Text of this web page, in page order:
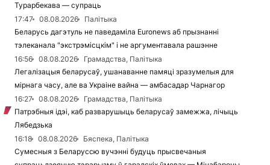
Турарбекава — супраць
17:47
08.08.2026
Палітыка
Беларусь дагэтуль не паведаміла Euronews аб прызнанні
тэлеканала "экстрэмісцкім" і не аргументавала рашэнне
16:56
08.08.2026
Грамадства, Палітыка
Легалізацыя беларусаў, ушанаванне памяці зразумелыя для
мірнага часу, але ва Украіне вайна — амбасадар Чарнагор
16:27
08.08.2026
Грамадства, Палітыка
Патрэбныя ідэі, каб разварушыць беларусаў замежжа, лічыць
Лябедзька
16:18
08.08.2026
Бяспека, Палітыка
Сумесныя з Беларуссю вучэнні будуць прысвечаныя